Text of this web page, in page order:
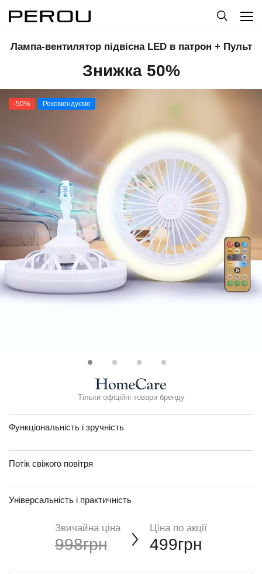
Лампа-вентилятор підвісна LED в патрон + Пульт
Знижка 50%
-50% Рекомендуємо
Тільки офіційні товари бренду
Функціональність і зручність
Потік свіжого повітря
Універсальність і практичність
Звичайна ціна
998грн
Ціна по акції
499грн